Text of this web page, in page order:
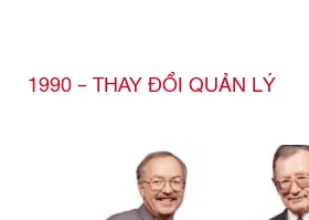
1990 – THAY ĐỔI QUẢN LÝ